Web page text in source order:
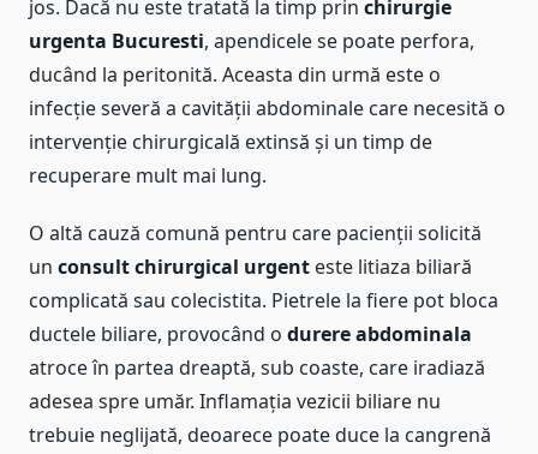
jos. Dacă nu este tratată la timp prin chirurgie
urgenta Bucuresti, apendicele se poate perfora,
ducând la peritonită. Aceasta din urmă este o
infecție severă a cavității abdominale care necesită o
intervenție chirurgicală extinsă și un timp de
recuperare mult mai lung.
O altă cauză comună pentru care pacienții solicită
un consult chirurgical urgent este litiaza biliară
complicată sau colecistita. Pietrele la fiere pot bloca
ductele biliare, provocând o durere abdominala
atroce în partea dreaptă, sub coaste, care iradiază
adesea spre umăr. Inflamația vezicii biliare nu
trebuie neglijată, deoarece poate duce la cangrenă